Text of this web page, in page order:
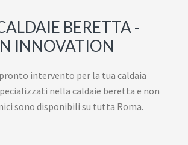
BERETTA -
INNOVATION
intervento per la tua caldaia
nella caldaie beretta e non
sono disponibili su tutta Roma.